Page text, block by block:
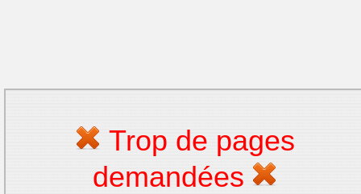
Trop de pages
demandées